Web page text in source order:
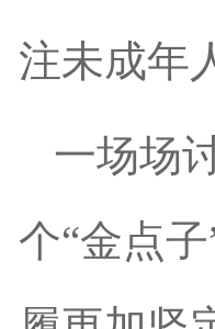
注未成年
一场场
个“金点